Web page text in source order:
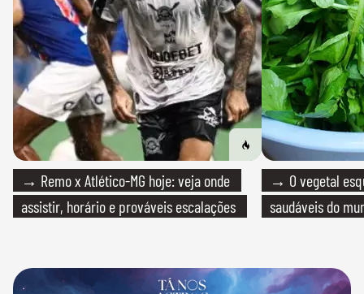
→ Remo x Atlético-MG hoje: veja onde
assistir, horário e prováveis escalações
→ O vegetal
saudáveis do